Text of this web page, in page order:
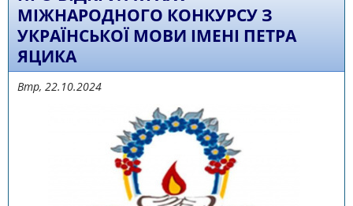
МІЖНАРОДНОГО КОНКУРСУ З
УКРАЇНСЬКОЇ МОВИ ІМЕНІ ПЕТРА
ЯЦИКА
Втр, 22.10.2024